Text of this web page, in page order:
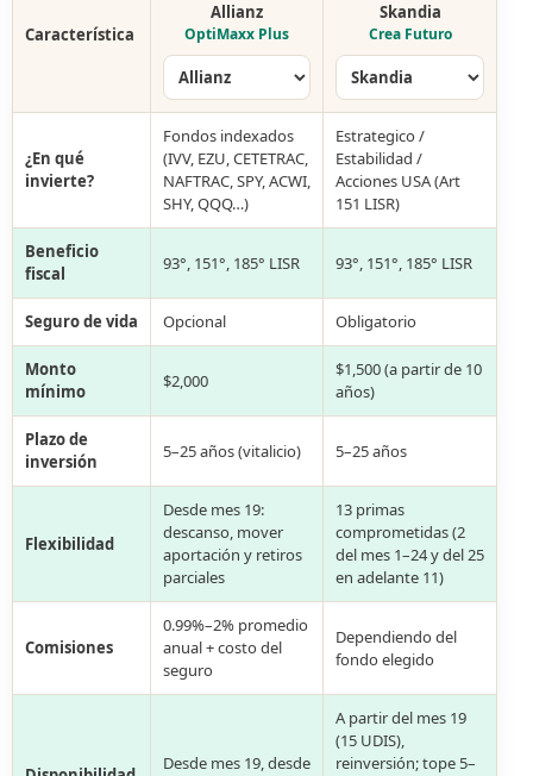
Característica
Allianz
OptiMaxx Plus
Skandia
Crea Futuro
¿En qué
invierte?
Fondos indexados
(IVV, EZU, CETETRAC,
NAFTRAC, SPY, ACWI,
SHY, QQQ…)
Estrategico /
Estabilidad /
Acciones USA (Art
151 LISR)
Beneficio
fiscal
93°, 151°, 185° LISR 93°, 151°, 185° LISR
Seguro de vida Opcional Obligatorio
Monto
mínimo
$2,000
$1,500 (a partir de 10
años)
Plazo de
inversión
5–25 años (vitalicio) 5–25 años
Flexibilidad
Desde mes 19:
descanso, mover
aportación y retiros
parciales
13 primas
comprometidas (2
del mes 1–24 y del 25
en adelante 11)
Comisiones
0.99%–2% promedio
anual + costo del
seguro
Dependiendo del
fondo elegido
Desde mes 19, desde
A partir del mes 19
(15 UDIS),
reinversión; tope 5–